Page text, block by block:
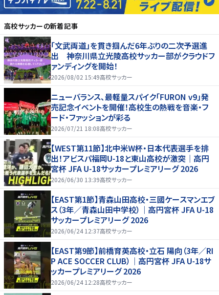
高校サッカーの新着記事
「文武両道」を貫き掴んだ6年ぶりの二次予選進
出 神奈川県立光陵高校サッカー部がクラウドフ
ァンディングを開始！
2026/08/02 15:49高校サッカー
ニューバランス、最軽量スパイク「FURON v9」発
売記念イベントを開催！高校生の熱戦を音楽・フ
ード・ファッションが彩る
2026/07/21 18:08高校サッカー
【WEST第11節】北中米W杯・日本代表選手を排
出！アビスパ福岡U-18と東山高校が激突｜高円
宮杯 JFA U-18サッカープレミアリーグ 2026
2026/06/30 13:39高校サッカー
【EAST第1節】青森山田高校・三國ケースマンエブ
ス（3年／青森山田中学校）｜高円宮杯 JFA U-18
サッカープレミアリーグ 2026
2026/06/24 12:37高校サッカー
【EAST第9節】前橋育英高校・立石 陽向（3年／RI
P ACE SOCCER CLUB）｜高円宮杯 JFA U-18サ
ッカープレミアリーグ 2026
2026/06/24 12:28高校サッカー